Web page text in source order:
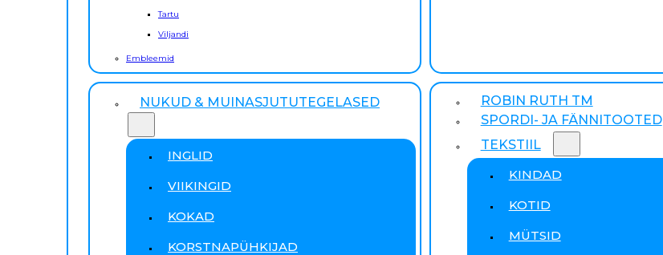
Tartu
Viljandi
Embleemid
NUKUD & MUINASJUTUTEGELASED
INGLID
VIIKINGID
KOKAD
KORSTNAPÜHKIJAD
ROBIN RUTH TM
SPORDI- JA FÄNNITOOTED
TEKSTIIL
KINDAD
KOTID
MÜTSID